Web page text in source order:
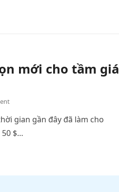
mới cho tầm giá
gian gần đây đã làm cho
$…